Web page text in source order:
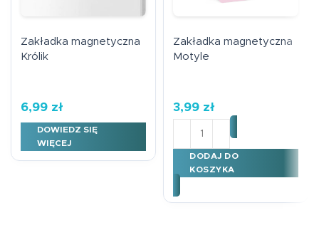
Zakładka magnetyczna
Królik
6,99 zł
DOWIEDZ SIĘ
WIĘCEJ
Zakładka magnetyczna
Motyle
3,99 zł
ilość Zakładka
DODAJ DO
KOSZYKA